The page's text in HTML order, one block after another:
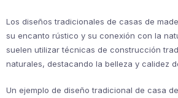
Los diseños tradicionales de casas de
su encanto rústico y su conexión con la
suelen utilizar técnicas de construcción
naturales, destacando la belleza y calidez
Un ejemplo de diseño tradicional de casa